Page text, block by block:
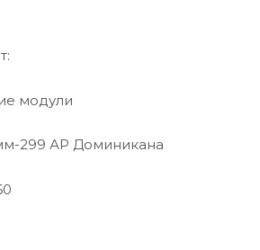
модули
299 АР Доминикана